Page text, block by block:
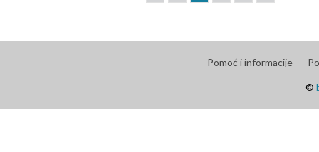
Pomoć i informacije
©